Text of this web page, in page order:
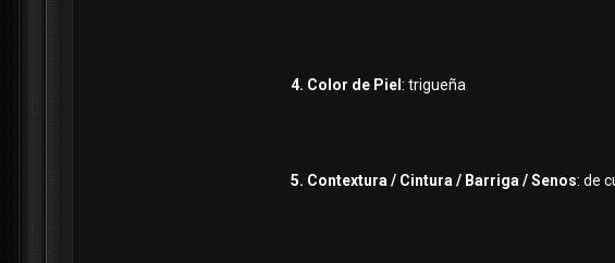
4. Color de Piel : trigueña
5. Contextura / Cintura / Barriga / Senos: de